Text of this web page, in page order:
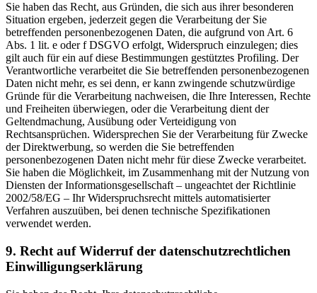
Sie haben das Recht, aus Gründen, die sich aus ihrer besonderen
Situation ergeben, jederzeit gegen die Verarbeitung der Sie
betreffenden personenbezogenen Daten, die aufgrund von Art. 6
Abs. 1 lit. e oder f DSGVO erfolgt, Widerspruch einzulegen; dies
gilt auch für ein auf diese Bestimmungen gestütztes Profiling. Der
Verantwortliche verarbeitet die Sie betreffenden personenbezogenen
Daten nicht mehr, es sei denn, er kann zwingende schutzwürdige
Gründe für die Verarbeitung nachweisen, die Ihre Interessen, Rechte
und Freiheiten überwiegen, oder die Verarbeitung dient der
Geltendmachung, Ausübung oder Verteidigung von
Rechtsansprüchen. Widersprechen Sie der Verarbeitung für Zwecke
der Direktwerbung, so werden die Sie betreffenden
personenbezogenen Daten nicht mehr für diese Zwecke verarbeitet.
Sie haben die Möglichkeit, im Zusammenhang mit der Nutzung von
Diensten der Informationsgesellschaft – ungeachtet der Richtlinie
2002/58/EG – Ihr Widerspruchsrecht mittels automatisierter
Verfahren auszuüben, bei denen technische Spezifikationen
verwendet werden.
9. Recht auf Widerruf der datenschutzrechtlichen
Einwilligungserklärung